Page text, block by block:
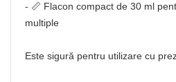
- 📏 Flacon compact de 30 ml
multiple
Este sigură pentru utilizare cu